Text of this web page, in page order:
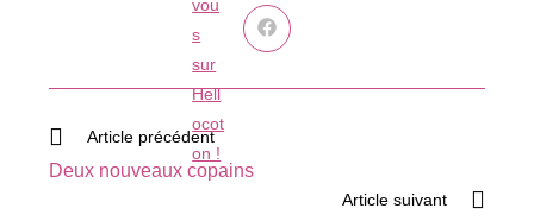
Ouvrir
dans
autre
Read
articles
Article précédent
Deux nouveaux copains
Article suivant